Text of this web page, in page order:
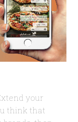
your
think that